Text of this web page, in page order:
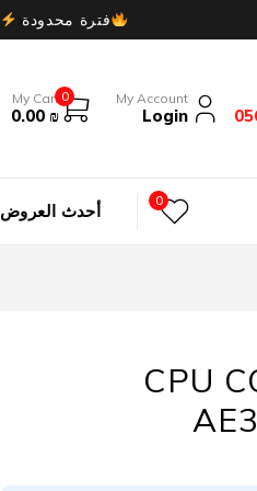
فترة محدودة
My Account
Login
0
My Cart
0.00 ₪
0 أحدث العروض
CPU